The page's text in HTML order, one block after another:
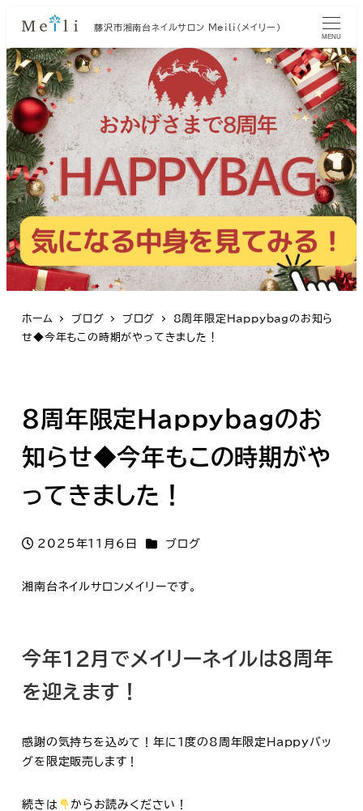
藤沢市湘南台ネイルサロン Meili（メイリー）
MENU
ホーム ブログ ブログ
8周年限定Happybagのお知ら
せ◆今年もこの時期がやってきました！
8周年限定Happybagのお
知らせ◆今年もこの時期がや
ってきました！
投稿日
2025年11月6日 カテゴリー
ブログ
湘南台ネイルサロンメイリーです。
今年12月でメイリーネイルは8周年
を迎えます！
感謝の気持ちを込めて！年に1度の8周年限定Happyバッ
グを限定販売します！
続きは からお読みください！